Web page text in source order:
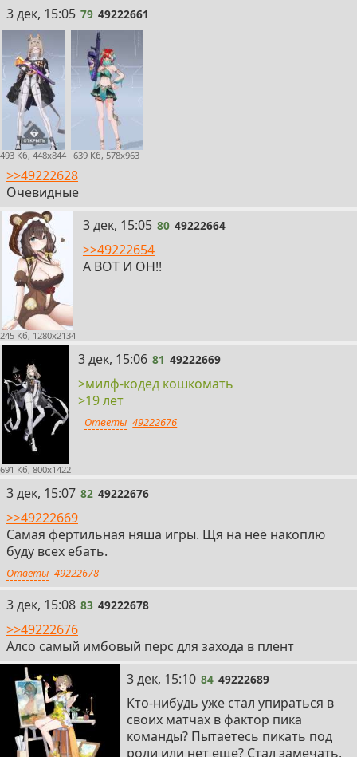
79
3 дек, 15:05 79 49222661
493 Кб, 448x844 639 Кб, 578x963
>>49222628
Очевидные
245 Кб, 1280x2134
80
3 дек, 15:05 80 49222664
>>49222654
А ВОТ И ОН!!
691 Кб, 800x1422
81
3 дек, 15:06 81 49222669
>милф-кодед кошкомать
>19 лет
Ответы 49222676
82
3 дек, 15:07 82 49222676
>>49222669
Самая фертильная няша игры. Щя на неё накоплю
буду всех ебать.
Ответы 49222678
83
3 дек, 15:08 83 49222678
>>49222676
Алсо самый имбовый перс для захода в плент
84
3 дек, 15:10 84 49222689
Кто-нибудь уже стал упираться в
своих матчах в фактор пика
команды? Пытаетесь пикать под
роли или нет еще? Стал замечать,